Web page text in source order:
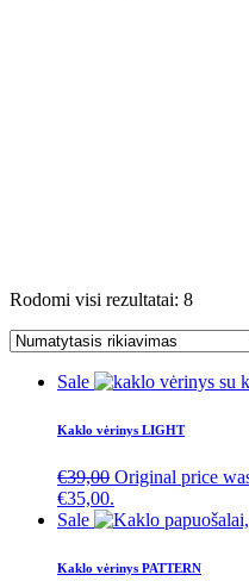
Rodomi visi rezultatai: 8
Sale
Kaklo vėrinys LIGHT
€39,00 Original price
€35,00.
Sale
Kaklo vėrinys PATTERN